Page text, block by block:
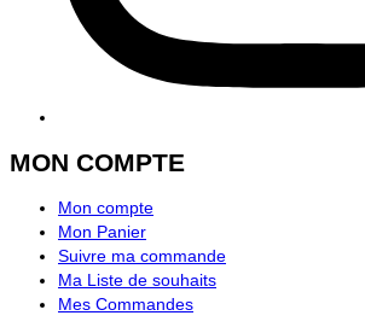
MON COMPTE
Mon compte
Mon Panier
Suivre ma commande
Ma Liste de souhaits
Mes Commandes